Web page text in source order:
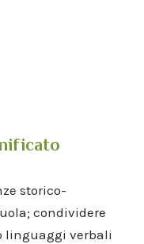
storico-
condividere
linguaggi verbali